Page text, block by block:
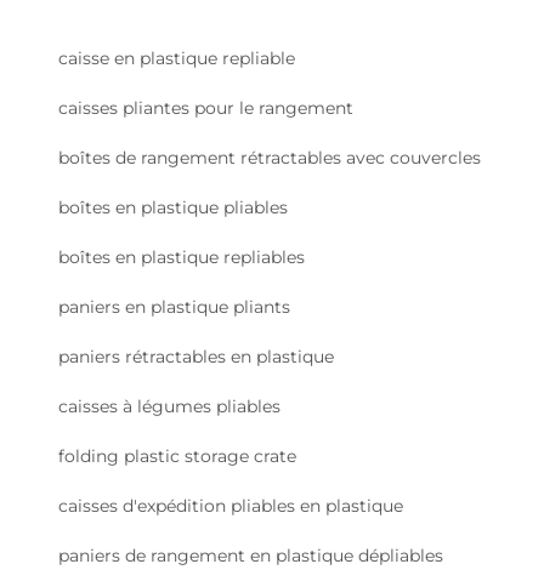
caisse en plastique repliable
caisses pliantes pour le rangement
boîtes de rangement rétractables avec couvercles
boîtes en plastique pliables
boîtes en plastique repliables
paniers en plastique pliants
paniers rétractables en plastique
caisses à légumes pliables
folding plastic storage crate
caisses d'expédition pliables en plastique
paniers de rangement en plastique dépliables